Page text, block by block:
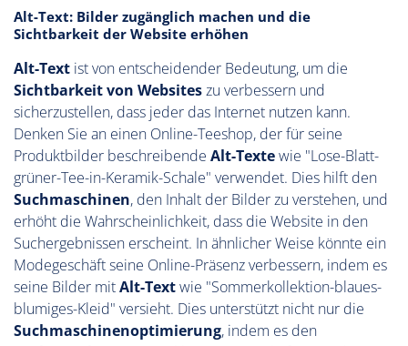
Alt-Text: Bilder zugänglich machen und die
Sichtbarkeit der Website erhöhen
Alt-Text ist von entscheidender Bedeutung, um die
Sichtbarkeit von Websiteszu verbessern und
sicherzustellen, dass jeder das Internet nutzen kann.
Denken Sie an einen Online-Teeshop, der für seine
Produktbilder beschreibende Alt-Textewie "Lose-Blatt-
grüner-Tee-in-Keramik-Schale" verwendet. Dies hilft den
Suchmaschinen, den Inhalt der Bilder zu verstehen, und
erhöht die Wahrscheinlichkeit, dass die Website in den
Suchergebnissen erscheint. In ähnlicher Weise könnte ein
Modegeschäft seine Online-Präsenz verbessern, indem es
seine Bilder mitAlt-Textwie "Sommerkollektion-blaues-
blumiges-Kleid" versieht. Dies unterstützt nicht nur die
Suchmaschinenoptimierung, indem es den